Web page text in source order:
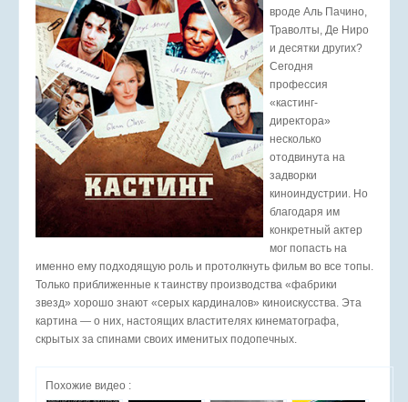
вроде Аль Пачино,
Траволты, Де Ниро
и десятки других?
Сегодня
профессия
«кастинг-
директора»
несколько
отодвинута на
задворки
киноиндустрии. Но
благодаря им
конкретный актер
мог попасть на
именно ему подходящую роль и протолкнуть фильм во все топы.
Только приближенные к таинству производства «фабрики
звезд» хорошо знают «серых кардиналов» киноискусства. Эта
картина — о них, настоящих властителях кинематографа,
скрытых за спинами своих именитых подопечных.
Похожие видео :